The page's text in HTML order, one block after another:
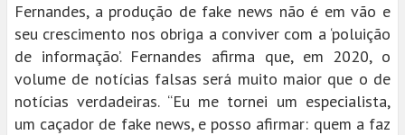
Fernandes, a produção de fake news não é em vão e
seu crescimento nos obriga a conviver com a ‘poluição
de informação’. Fernandes afirma que, em 2020, o
volume de notícias falsas será muito maior que o de
notícias verdadeiras. “Eu me tornei um especialista,
um caçador de fake news, e posso afirmar: quem a faz